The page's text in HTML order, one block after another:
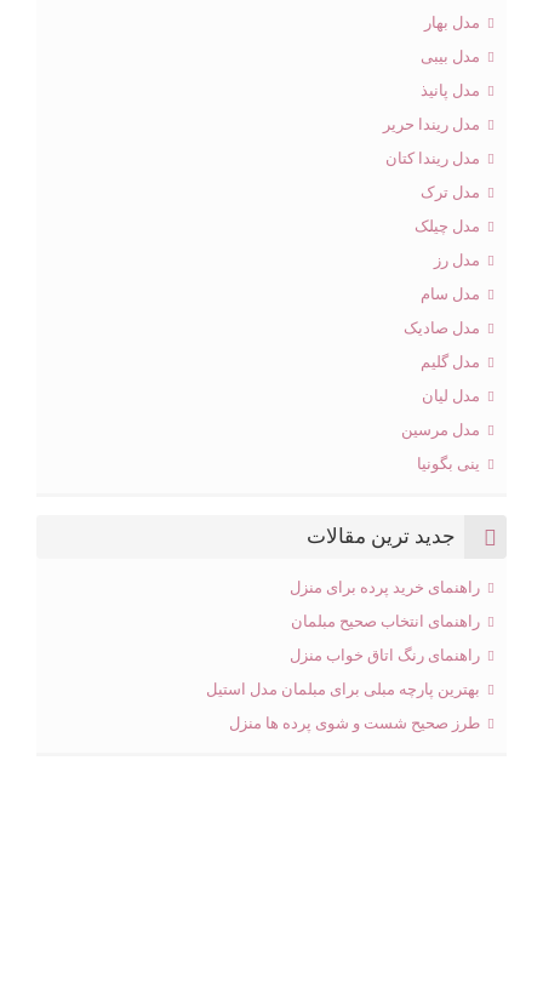
مدل بهار
مدل بیبی
مدل پانیذ
مدل ریندا حریر
مدل ریندا کتان
مدل ترک
مدل چیلک
مدل رز
مدل سام
مدل صادیک
مدل گلیم
مدل لیان
مدل مرسین
ینی بگونیا
جدید ترین مقالات
راهنمای خرید پرده برای منزل
راهنمای انتخاب صحیح مبلمان
راهنمای رنگ اتاق خواب منزل
بهترین پارچه مبلی برای مبلمان مدل استیل
طرز صحیح شست و شوی پرده ها منزل